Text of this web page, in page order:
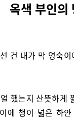
옥색 부인의
건 내가 막 영숙
했는지 산뜻하게
에 챙이 넓은 하